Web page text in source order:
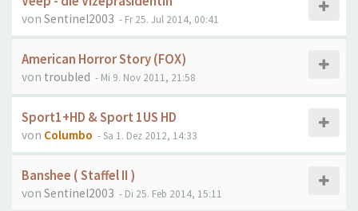
von Sentinel2003 - Fr 25. Jul 2014, 00:41
American Horror Story (FOX)
von troubled - Mi 9. Nov 2011, 21:58
Sport1+HD & Sport 1US HD
von Columbo - Sa 1. Dez 2012, 14:33
Banshee ( Staffel II )
von Sentinel2003 - Di 25. Feb 2014, 15:11